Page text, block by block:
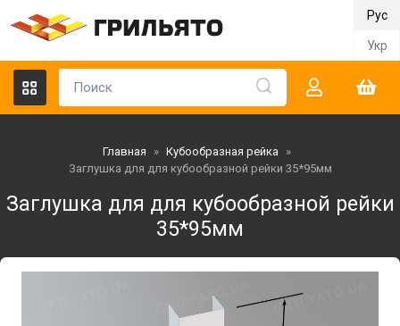
Рус
Укр
Главная » Кубообразная рейка
»
Заглушка для для кубообразной рейки 35*95мм
Заглушка для для кубообразной рейки
35*95мм